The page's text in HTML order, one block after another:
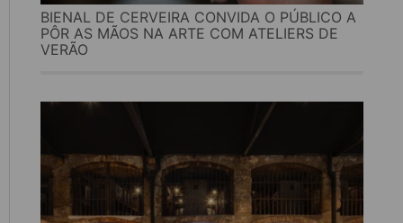
BIENAL DE CERVEIRA CONVIDA O PÚBLICO A
PÔR AS MÃOS NA ARTE COM ATELIERS DE
VERÃO